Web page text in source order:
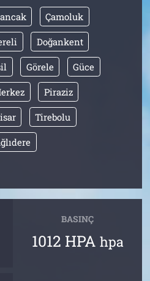
Çamoluk
Doğankent
Görele Güce
Piraziz
Tirebolu
BASINÇ
1012 HPA hpa